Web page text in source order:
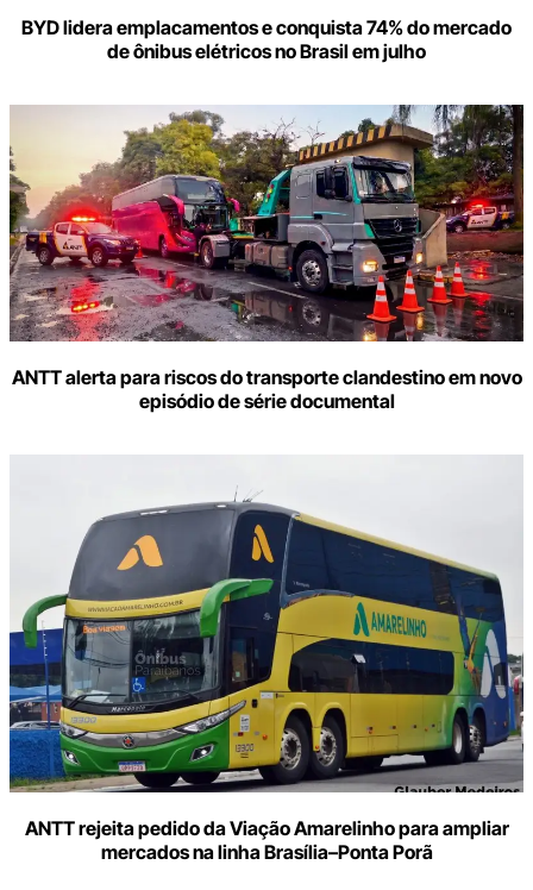
BYD lidera emplacamentos e conquista 74% do mercado
de ônibus elétricos no Brasil em julho
ANTT alerta para riscos do transporte clandestino em novo
episódio de série documental
ANTT rejeita pedido da Viação Amarelinho para ampliar
mercados na linha Brasília–Ponta Porã